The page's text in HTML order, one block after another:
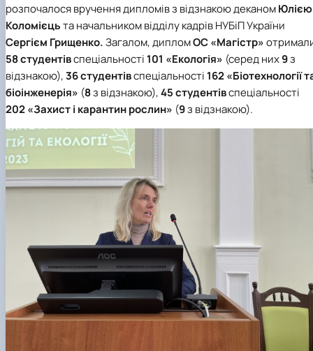
розпочалося вручення дипломів з відзнакою деканомЮлією
Коломієцьта начальником відділу кадрів НУБіП України
Сергієм Грищенко.Загалом, дипломОС «Магістр»
58студентівспеціальності 101 «Екологія» (серед них9з
відзнакою),36студентівспеціальності 162 «Біотехнології
біоінженерія» (8з відзнакою),45студентівспеціальності
202 «Захист і карантин рослин» (9з відзнакою).